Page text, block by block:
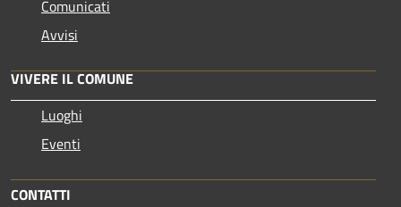
Comunicati
Avvisi
VIVERE IL COMUNE
Luoghi
Eventi
CONTATTI